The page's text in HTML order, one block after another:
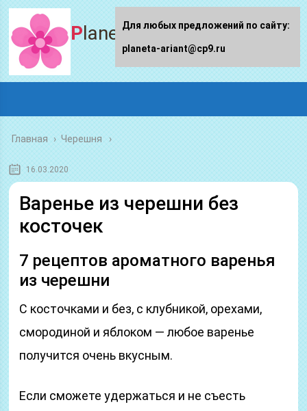
Planeta-ariant
Главная › Черешня
16.03.2020
Варенье из черешни без
косточек
7 рецептов ароматного варенья
из черешни
С косточками и без, с клубникой, орехами,
смородиной и яблоком — любое варенье
получится очень вкусным.
Если сможете удержаться и не съесть
Для любых предложений по сайту:
planeta-ariant@cp9.ru